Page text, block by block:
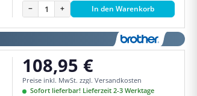
− + In den Warenkorb
Regulärer Preis:
108,95 €
Preise inkl. MwSt. zzgl. Versandkosten
Sofort lieferbar! Lieferzeit 2-3 Werktage